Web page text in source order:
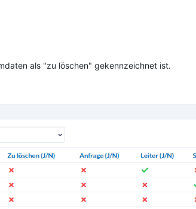
als "zu löschen" gekennzeichnet ist.